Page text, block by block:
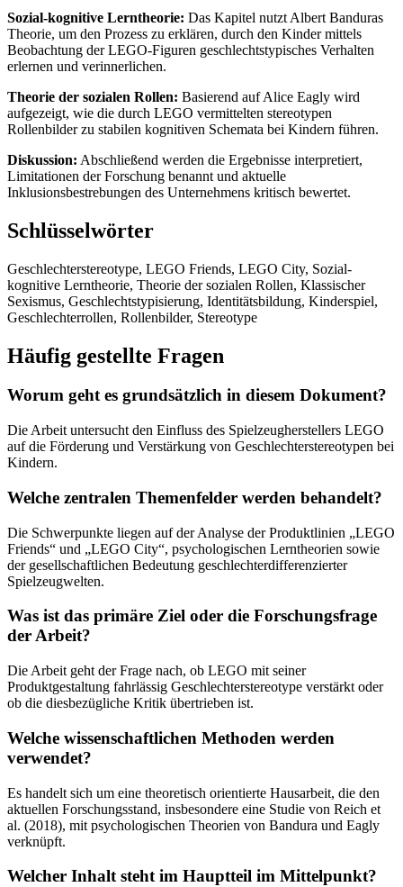
Sozial-kognitive Lerntheorie: Das Kapitel nutzt Albert Banduras
Theorie, um den Prozess zu erklären, durch den Kinder mittels
Beobachtung der LEGO-Figuren geschlechtstypisches Verhalten
erlernen und verinnerlichen.
Theorie der sozialen Rollen: Basierend auf Alice Eagly wird
aufgezeigt, wie die durch LEGO vermittelten stereotypen
Rollenbilder zu stabilen kognitiven Schemata bei Kindern führen.
Diskussion: Abschließend werden die Ergebnisse interpretiert,
Limitationen der Forschung benannt und aktuelle
Inklusionsbestrebungen des Unternehmens kritisch bewertet.
Schlüsselwörter
Geschlechterstereotype, LEGO Friends, LEGO City, Sozial-
kognitive Lerntheorie, Theorie der sozialen Rollen, Klassischer
Sexismus, Geschlechtstypisierung, Identitätsbildung, Kinderspiel,
Geschlechterrollen, Rollenbilder, Stereotype
Häufig gestellte Fragen
Worum geht es grundsätzlich in diesem Dokument?
Die Arbeit untersucht den Einfluss des Spielzeugherstellers LEGO
auf die Förderung und Verstärkung von Geschlechterstereotypen bei
Kindern.
Welche zentralen Themenfelder werden behandelt?
Die Schwerpunkte liegen auf der Analyse der Produktlinien „LEGO
Friends“ und „LEGO City“, psychologischen Lerntheorien sowie
der gesellschaftlichen Bedeutung geschlechterdifferenzierter
Spielzeugwelten.
Was ist das primäre Ziel oder die Forschungsfrage
der Arbeit?
Die Arbeit geht der Frage nach, ob LEGO mit seiner
Produktgestaltung fahrlässig Geschlechterstereotype verstärkt oder
ob die diesbezügliche Kritik übertrieben ist.
Welche wissenschaftlichen Methoden werden
verwendet?
Es handelt sich um eine theoretisch orientierte Hausarbeit, die den
aktuellen Forschungsstand, insbesondere eine Studie von Reich et
al. (2018), mit psychologischen Theorien von Bandura und Eagly
verknüpft.
Welcher Inhalt steht im Hauptteil im Mittelpunkt?